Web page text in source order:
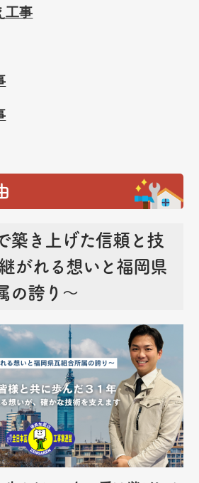
工事
築き上げた信頼と技
がれる想いと福岡県
の誇り～